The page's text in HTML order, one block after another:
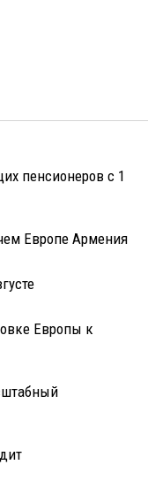
пенсионеров с 1
Европе Армения
Европы к